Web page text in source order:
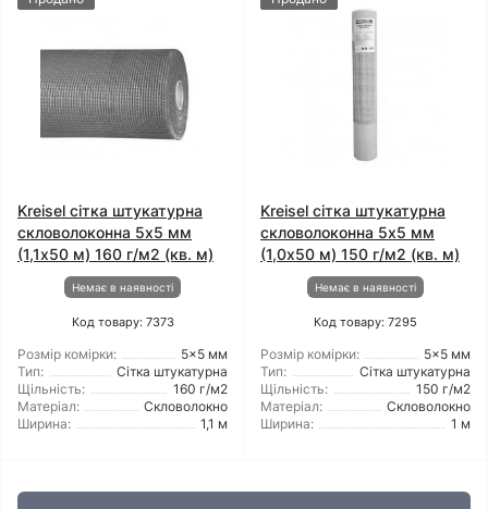
Kreisel сітка штукатурна
скловолоконна 5x5 мм
(1,1x50 м) 160 г/м2 (кв. м)
Немає в наявності
Код товару: 7373
Розмір комірки:
5x5 мм
Тип:
Сітка штукатурна
Щільність:
160 г/м2
Матеріал:
Скловолокно
Ширина:
1,1 м
Kreisel сітка штукатурна
скловолоконна 5x5 мм
(1,0x50 м) 150 г/м2 (кв. м)
Немає в наявності
Код товару: 7295
Розмір комірки:
5x5 мм
Тип:
Сітка штукатурна
Щільність:
150 г/м2
Матеріал:
Скловолокно
Ширина:
1 м